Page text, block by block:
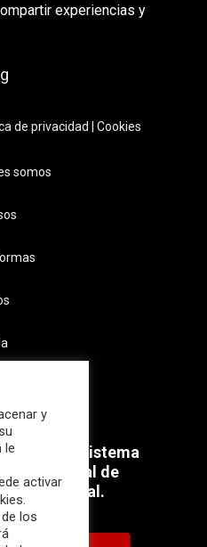
experiencias y
de privacidad |Cookies
somos
Ecosistema
de
Industrial.
y
le
activar
los